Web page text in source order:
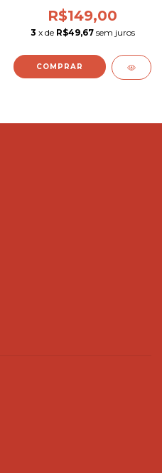
R$149,00
3 x de R$49,67 sem juros
COMPRAR